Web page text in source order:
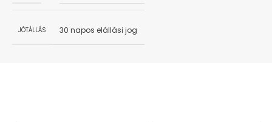
JÓTÁLLÁS 30 napos elállási jog